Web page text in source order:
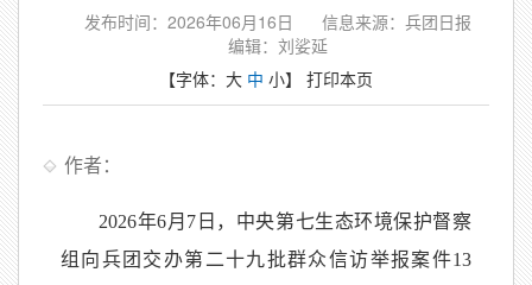
发布时间：2026年06月16日
信息来源：​兵团日报
编辑：刘娑延
【字体： 大 中 小】 打印本页
作者：
2026年6月7日，中央第七生态环境保护督察
组向兵团交办第二十九批群众信访举报案件13